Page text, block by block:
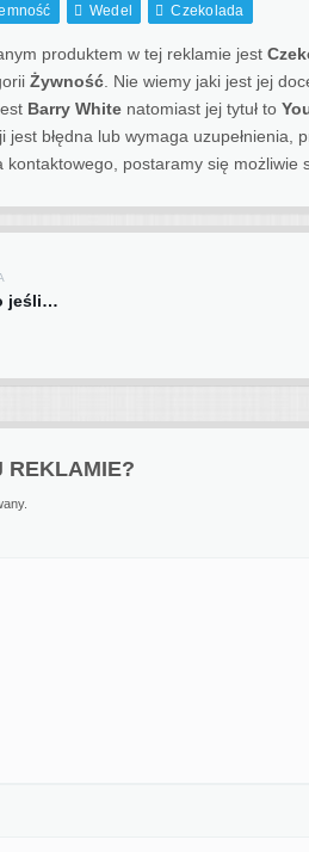
Wedel Czekolada
produktem w tej reklamie jest
Żywność . Nie wiemy jaki jest jej
Barry White natomiast jej tytuł to
jest błędna lub wymaga
postaramy się możliwie
jeśli…
REKLAMIE?